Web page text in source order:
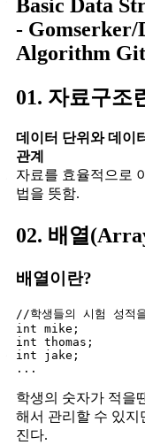
Basic Data
-
Algorithm
01. 자료구조
데이터 단위와 데이
관계
자료를 효율적으로
법을 뜻함.
02. 배열
배열이란?
//학생들의 시험 성적
int mike;
int thomas;
int jake;
학생의 숫자가 적을
해서 관리할 수 있지
진다.